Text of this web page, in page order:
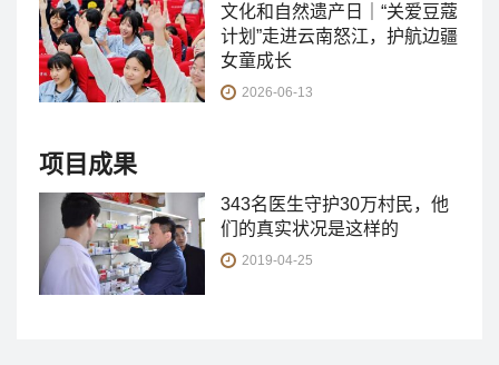
文化和自然遗产日｜“关爱豆蔻
计划”走进云南怒江，护航边疆
女童成长
2026-06-13
项目成果
343名医生守护30万村民，他
们的真实状况是这样的
2019-04-25